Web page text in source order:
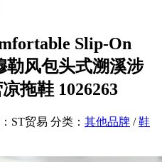
Slip-On
勒风包头式溯溪涉
拖鞋 1026263
ST贸易 分类： 其他品牌 /鞋